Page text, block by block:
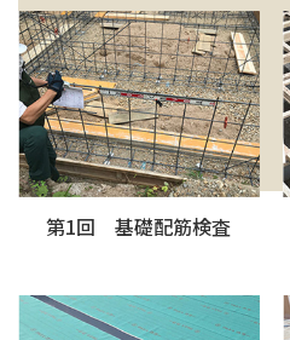
第1回 基礎配筋検査